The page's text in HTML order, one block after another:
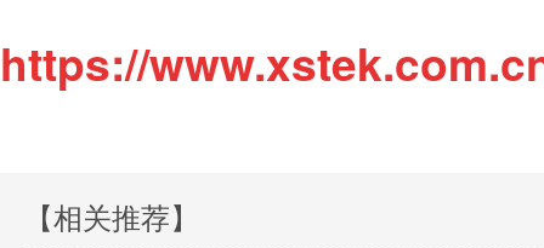
https://
【相关推荐】